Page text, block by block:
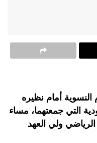
النسوية أمام نظيره
الودية التي جمعتهما، مساء
الرياضي ولي العهد